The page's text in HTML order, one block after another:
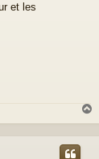
et les
a